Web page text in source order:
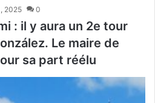
2025 0
: il y aura un 2e tour
Le maire de
sa part réélu